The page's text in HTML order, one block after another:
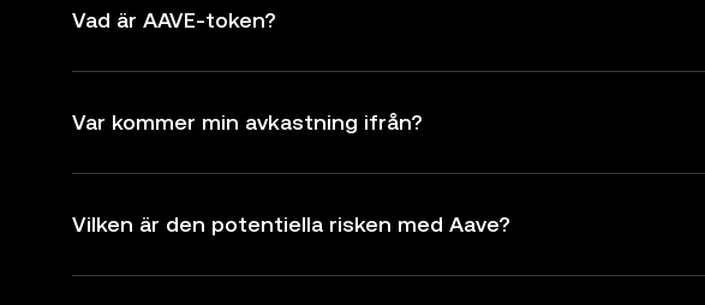
Vad är AAVE-token?
Var kommer min avkastning ifrån?
Vilken är den potentiella risken med Aave?